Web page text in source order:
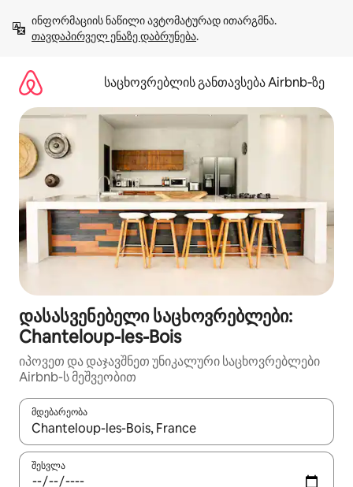
გადასვლა
თავდაპირველ ენაზე დაბრუნება.
საცხოვრებლის განთავსება Airbnb‑ზე
დასასვენებელი საცხოვრებლები:
Chanteloup-les-Bois
იპოვეთ და დაჯავშნეთ უნიკალური საცხოვრებლები
Airbnb-ს მეშვეობით
მდებარეობა
როცა შედეგები ხელმისაწვდომი გახდება, ნავიგაციისთვის
შესვლა